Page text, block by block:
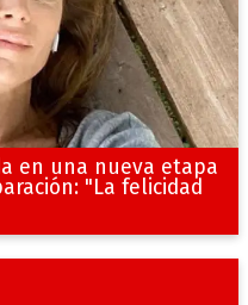
en una nueva etapa
"La felicidad